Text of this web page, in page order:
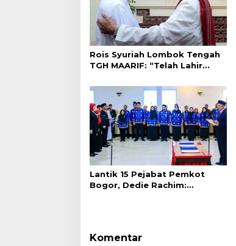
Rois Syuriah Lombok Tengah
TGH MAARIF: “Telah Lahir
Lantik 15 Pejabat Pemkot
Bogor, Dedie Rachim:
Komentar